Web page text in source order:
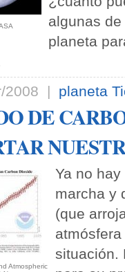
algunas
planeta
2008 | planeta
DE
Atmospheric
­Ya no
marcha y
(que
situación.